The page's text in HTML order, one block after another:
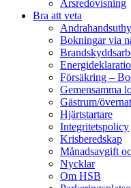
Årsredovisning
Bra att veta
Bokningar via
Försäkring –
Gemensamma
Gästrum/
Hjärtstartare
Integritetspolicy
Krisberedskap
Månadsavgift
Nycklar
Om HSB